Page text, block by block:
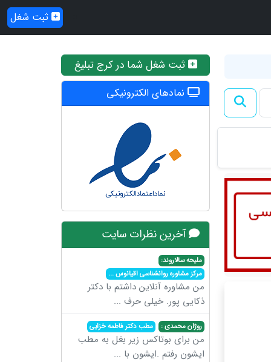
ثبت شغل
ثبت شغل شما در کرج تبلیغ
نمادهای الکترونیکی
آخرین نظرات سایت
ملیحه سالاروند:
مرکز مشاوره روانشناسی اقیانوس...
من مشاوره آنلاین داشتم با دکتر
ذکایی پور. خیلی حرف ...
روژان محمدی : مطب دکتر فاطمه خزایی
من برای بوتاکس زیر بغل به مطب
ایشون رفتم .ایشون با ...